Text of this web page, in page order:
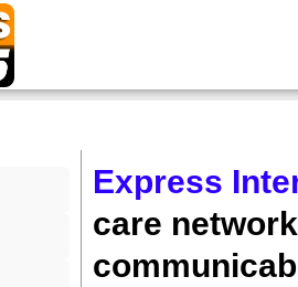
Express
care